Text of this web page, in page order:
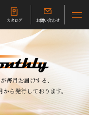
カタログ お問い合わせ
毎月お届けする、
ら発行しております。